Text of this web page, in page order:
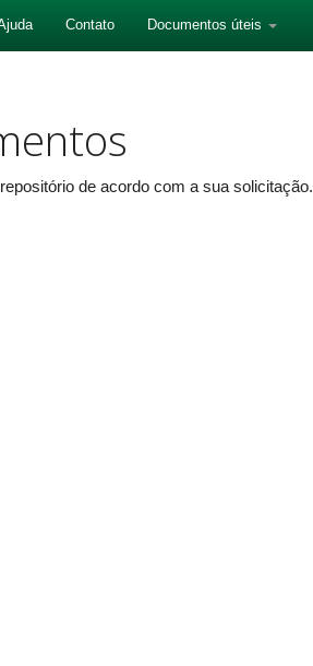
Contato Documentos úteis
de acordo com a sua solicitação.